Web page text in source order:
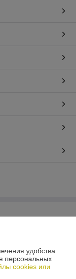
удобства
персональных
cookies или